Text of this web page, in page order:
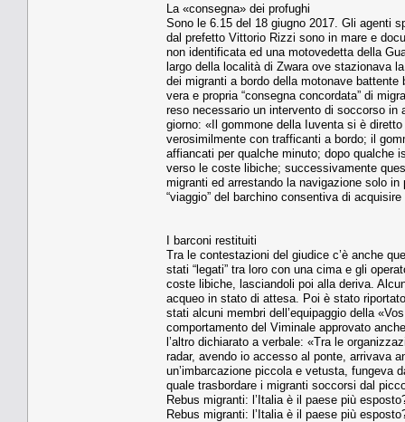
La «consegna» dei profughi
Sono le 6.15 del 18 giugno 2017. Gli agenti
dal prefetto Vittorio Rizzi sono in mare e
non identificata ed una motovedetta della
largo della località di Zwara ove stazionava
dei migranti a bordo della motonave
vera e propria “consegna concordata” di
reso necessario un intervento di soccorso in
giorno: «Il gommone della Iuventa si è
verosimilmente con trafficanti a bordo; il
affiancati per qualche minuto; dopo qualche
verso le coste libiche; successivamente
migranti ed arrestando la navigazione solo
“viaggio” del barchino consentiva di
I barconi restituiti
Tra le contestazioni del giudice c’è anche
stati “legati” tra loro con una cima e gli
coste libiche, lasciandoli poi alla deriva.
acqueo in stato di attesa. Poi è stato
stati alcuni membri dell’equipaggio della
comportamento del Viminale approvato
l’altro dichiarato a verbale: «Tra le
radar, avendo io accesso al ponte, arrivava
un’imbarcazione piccola e vetusta, fungeva
quale trasbordare i migranti soccorsi dal
Rebus migranti: l’Italia è il paese più
Rebus migranti: l’Italia è il paese più